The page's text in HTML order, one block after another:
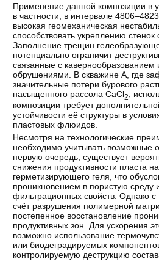
Применение данной композиции в
в частности, в интервале
высокая геомеханическая
способствовать укреплению стенок
Заполнение трещин
потенциально ограничит
связанные с кавернообразованием
обрушениями. В скважине А, где
значительные потери бурового
насыщенного рассола CaCl2
,
композиции требует
устойчивости её структуры в
пластовых флюидов.
Несмотря на технологические
необходимо учитывать возможные
первую очередь, существует
снижения продуктивности пласта
герметизирующего геля, что
проникновением в пористую среду
фильтрационных свойств. Однако
счёт разрушения полимерной
постепенное восстановление
продуктивных зон. Для ускорения
возможно использование
или биодеградируемых
контролируемую деструкцию